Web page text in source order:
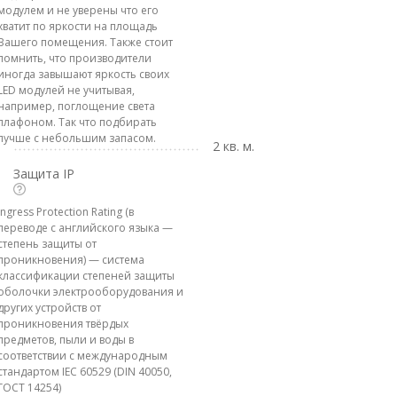
и не уверены что его
по яркости на площадь
помещения. Также стоит
что производители
завышают яркость своих
модулей не учитывая,
поглощение света
Так что подбирать
с небольшим запасом.
2 кв. м.
Защита IP
Protection Rating (в
с английского языка —
защиты от
— система
степеней защиты
электрооборудования и
устройств от
твёрдых
пыли и воды в
с международным
IEC 60529 (DIN 40050,
14254)